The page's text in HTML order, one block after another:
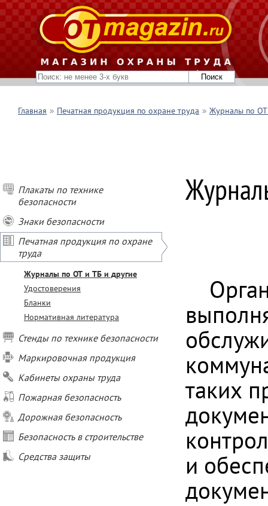
Главная Печатная продукция по охране труда Журналы по
Плакаты по технике
безопасности
Знаки безопасности
Печатная продукция по охране
труда
Журналы по ОТ и ТБ и другие
Удостоверения
Бланки
Нормативная литература
Стенды по технике безопасности
Маркировочная продукция
Кабинеты охраны труда
Пожарная безопасность
Дорожная безопасность
Безопасность в строительстве
Средства защиты
таких
и